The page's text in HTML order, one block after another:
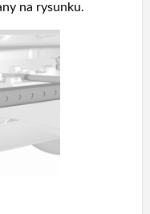
na rysunku.